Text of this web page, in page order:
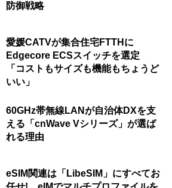
防御戦略
愛媛CATVが集合住宅FTTHに
Edgecore ECSスイッチを選定
「コストもサイズも機能もちょうど
いい」
60GHz帯無線LANが自治体DXを支
える「cnWave Vシリーズ」が選ば
れる理由
eSIM関連は「LibeSIM」にすべてお